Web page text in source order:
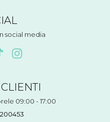
social media
09:00 - 17:00